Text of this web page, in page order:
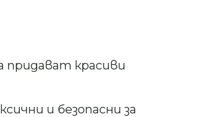
придават красиви
и безопасни за